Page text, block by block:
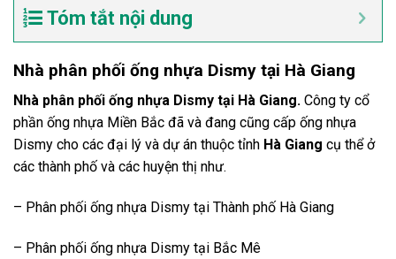
Tóm tắt nội dung
Nhà phân phối ống nhựa Dismy tại Hà Giang
Nhà phân phối ống nhựa Dismy tại Hà Giang. Công ty cổ
phần ống nhựa Miền Bắc đã và đang cũng cấp ống nhựa
Dismy cho các đại lý và dự án thuộc tỉnh Hà Giang cụ thể ở
các thành phố và các huyện thị như.
– Phân phối ống nhựa Dismy tại Thành phố Hà Giang
– Phân phối ống nhựa Dismy tại Bắc Mê